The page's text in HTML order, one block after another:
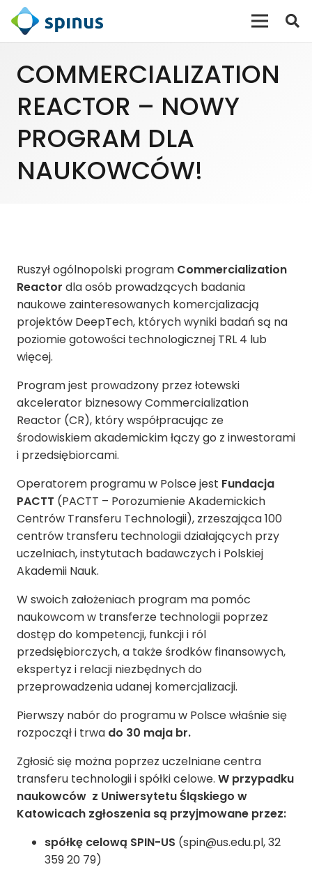
COMMERCIALIZATION
REACTOR – NOWY
PROGRAM DLA
NAUKOWCÓW!
Ruszył ogólnopolski program Commercialization
Reactor dla osób prowadzących badania
naukowe zainteresowanych komercjalizacją
projektów DeepTech, których wyniki badań są na
poziomie gotowości technologicznej TRL 4 lub
więcej.
Program jest prowadzony przez łotewski
akcelerator biznesowy Commercialization
Reactor (CR), który współpracując ze
środowiskiem akademickim łączy go z inwestorami
i przedsiębiorcami.
Operatorem programu w Polsce jest Fundacja
PACTT (PACTT – Porozumienie Akademickich
Centrów Transferu Technologii), zrzeszająca 100
centrów transferu technologii działających przy
uczelniach, instytutach badawczych i Polskiej
Akademii Nauk.
W swoich założeniach program ma pomóc
naukowcom w transferze technologii poprzez
dostęp do kompetencji, funkcji i ról
przedsiębiorczych, a także środków finansowych,
ekspertyz i relacji niezbędnych do
przeprowadzenia udanej komercjalizacji.
Pierwszy nabór do programu w Polsce właśnie się
rozpoczął i trwa do 30 maja br.
Zgłosić się można poprzez uczelniane centra
transferu technologii i spółki celowe. W przypadku
naukowców z Uniwersytetu Śląskiego w
Katowicach zgłoszenia są przyjmowane przez:
spółkę celową SPIN-US (spin@us.edu.pl, 32
359 20 79)